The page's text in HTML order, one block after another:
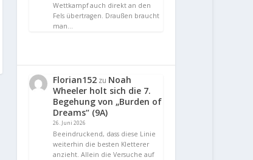
Wettkampf auch direkt an den
Fels übertragen. Draußen braucht
man…
Florian152 zu Noah
Wheeler holt sich die 7.
Begehung von „Burden of
Dreams“ (9A)
26. Juni 2026
Beeindruckend, dass diese Linie
weiterhin die besten Kletterer
anzieht. Allein die Versuche auf